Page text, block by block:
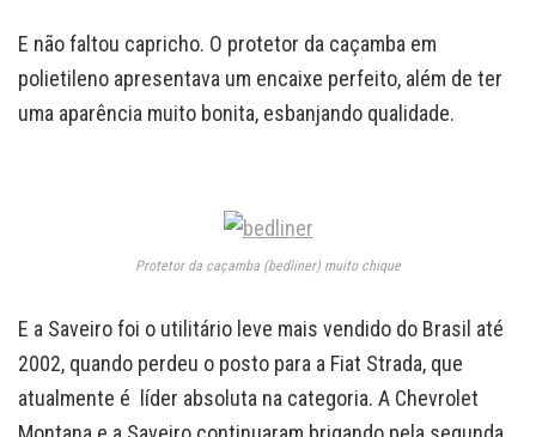
E não faltou capricho. O protetor da caçamba em
polietileno apresentava um encaixe perfeito, além de ter
uma aparência muito bonita, esbanjando qualidade.
Protetor da caçamba (bedliner) muito chique
E a Saveiro foi o utilitário leve mais vendido do Brasil até
2002, quando perdeu o posto para a Fiat Strada, que
atualmente é líder absoluta na categoria. A Chevrolet